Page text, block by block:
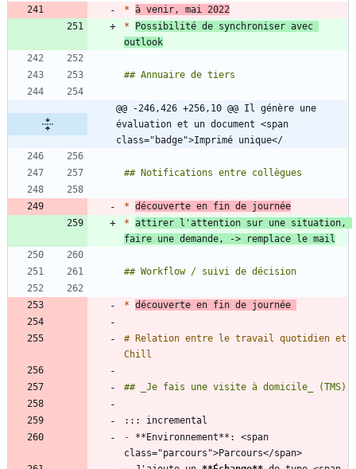
* à venir, mai 2022
*
Possibilité de synchroniser avec
outlook
@@ -246,426 +256,10 @@ Il génère une
évaluation et un document <span
class="badge">Imprimé unique</
* découverte en fin de journée
* attirer l'attention sur une situation,
faire une demande, -> remplace le mail
* découverte en fin de journée
# Relation entre le travail quotidien et
- **Environnement**: <span